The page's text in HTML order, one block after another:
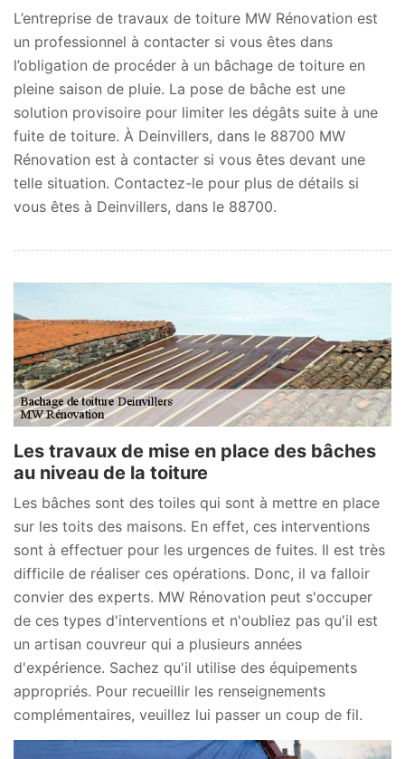
L’entreprise de travaux de toiture MW Rénovation est
un professionnel à contacter si vous êtes dans
l’obligation de procéder à un bâchage de toiture en
pleine saison de pluie. La pose de bâche est une
solution provisoire pour limiter les dégâts suite à une
fuite de toiture. À Deinvillers, dans le 88700 MW
Rénovation est à contacter si vous êtes devant une
telle situation. Contactez-le pour plus de détails si
vous êtes à Deinvillers, dans le 88700.
Les travaux de mise en place des bâches
au niveau de la toiture
Les bâches sont des toiles qui sont à mettre en place
sur les toits des maisons. En effet, ces interventions
sont à effectuer pour les urgences de fuites. Il est très
difficile de réaliser ces opérations. Donc, il va falloir
convier des experts. MW Rénovation peut s'occuper
de ces types d'interventions et n'oubliez pas qu'il est
un artisan couvreur qui a plusieurs années
d'expérience. Sachez qu'il utilise des équipements
appropriés. Pour recueillir les renseignements
complémentaires, veuillez lui passer un coup de fil.